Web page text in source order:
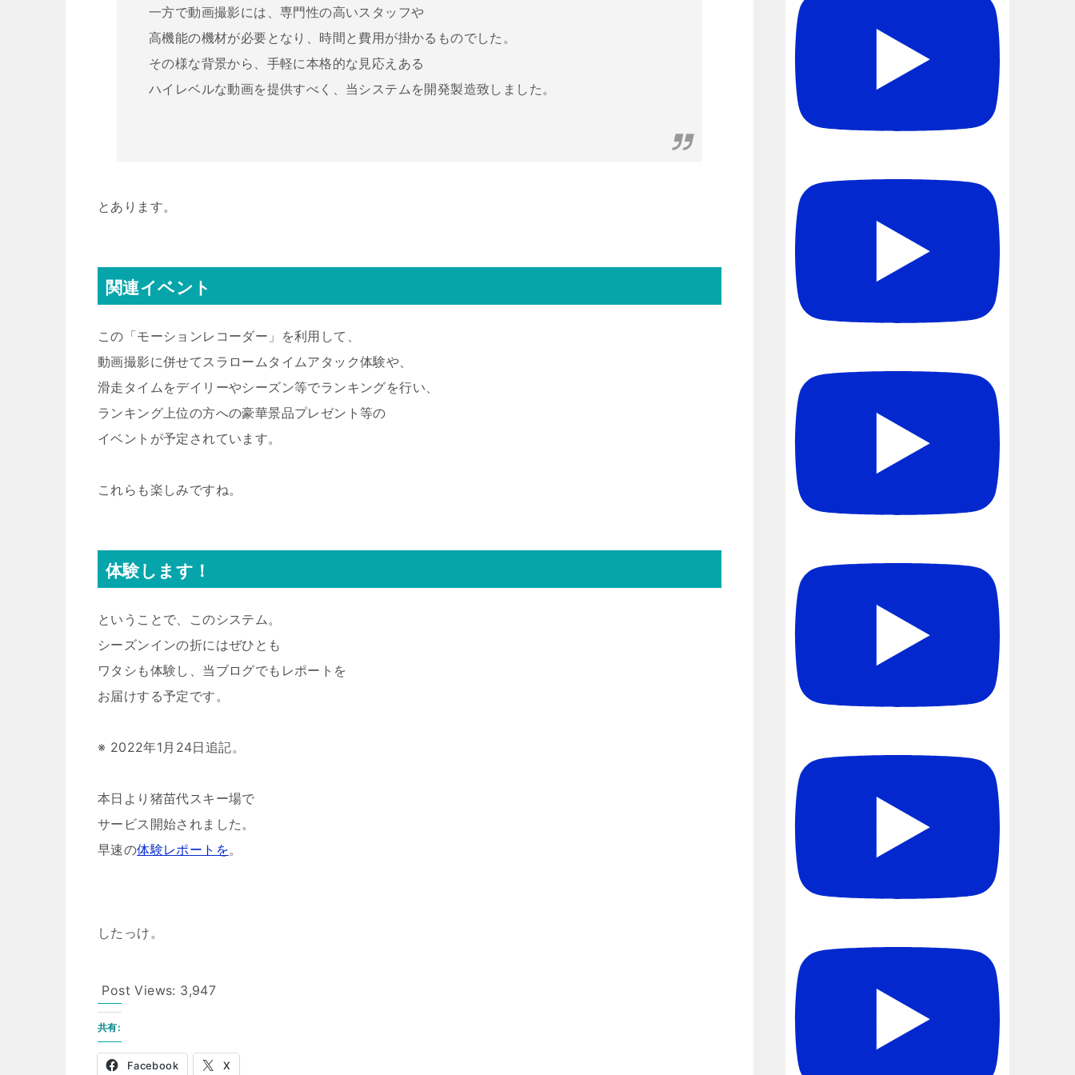
一方で動画撮影には、専門性の高いスタッフや
高機能の機材が必要となり、時間と費用が掛かるものでした。
その様な背景から、手軽に本格的な見応えある
ハイレベルな動画を提供すべく、当システムを開発製造致しました。
とあります。
関連イベント
この「モーションレコーダー」を利用して、
動画撮影に併せてスラロームタイムアタック体験や、
滑走タイムをデイリーやシーズン等でランキングを行い、
ランキング上位の方への豪華景品プレゼント等の
イベントが予定されています。
これらも楽しみですね。
体験します！
ということで、このシステム。
シーズンインの折にはぜひとも
ワタシも体験し、当ブログでもレポートを
お届けする予定です。
※ 2022年1月24日追記。
本日より猪苗代スキー場で
サービス開始されました。
早速の体験レポートを。
したっけ。
Post Views: 3,947
共有:
Facebook X